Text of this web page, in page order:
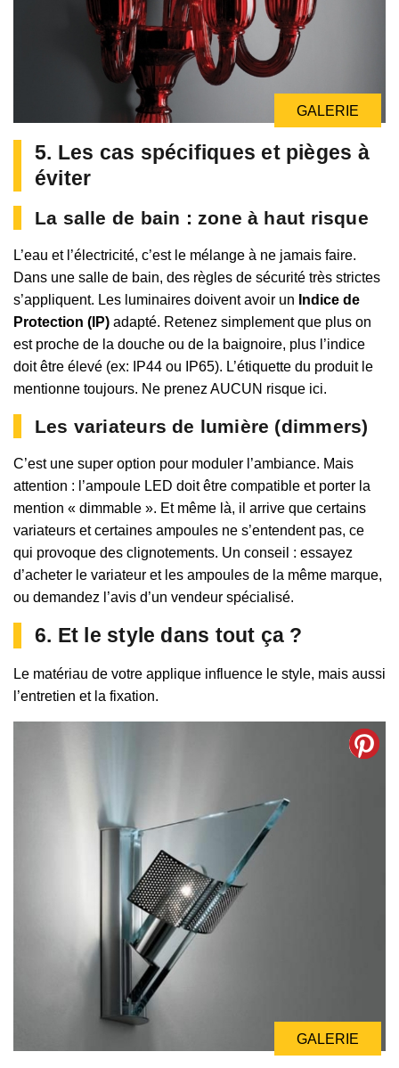
GALERIE
5. Les cas spécifiques et pièges à
éviter
La salle de bain : zone à haut risque
L’eau et l’électricité, c’est le mélange à ne jamais faire.
Dans une salle de bain, des règles de sécurité très strictes
s’appliquent. Les luminaires doivent avoir un Indice de
Protection (IP) adapté. Retenez simplement que plus on
est proche de la douche ou de la baignoire, plus l’indice
doit être élevé (ex: IP44 ou IP65). L’étiquette du produit le
mentionne toujours. Ne prenez AUCUN risque ici.
Les variateurs de lumière (dimmers)
C’est une super option pour moduler l’ambiance. Mais
attention : l’ampoule LED doit être compatible et porter la
mention « dimmable ». Et même là, il arrive que certains
variateurs et certaines ampoules ne s’entendent pas, ce
qui provoque des clignotements. Un conseil : essayez
d’acheter le variateur et les ampoules de la même marque,
ou demandez l’avis d’un vendeur spécialisé.
6. Et le style dans tout ça ?
Le matériau de votre applique influence le style, mais aussi
l’entretien et la fixation.
GALERIE